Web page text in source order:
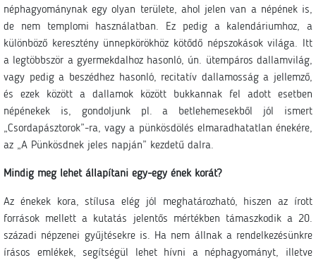
néphagyománynak egy olyan területe, ahol jelen van a népének is,
de nem templomi használatban. Ez pedig a kalendáriumhoz, a
különböző keresztény ünnepkörökhöz kötődő népszokások világa. Itt
a legtöbbször a gyermekdalhoz hasonló, ún. ütempáros dallamvilág,
vagy pedig a beszédhez hasonló, recitatív dallamosság a jellemző,
és ezek között a dallamok között bukkannak fel adott esetben
népénekek is, gondoljunk pl. a betlehemesekből jól ismert
„Csordapásztorok”-ra, vagy a pünkösdölés elmaradhatatlan énekére,
az „A Pünkösdnek jeles napján” kezdetű dalra.
Mindig meg lehet állapítani egy-egy ének korát?
Az énekek kora, stílusa elég jól meghatározható, hiszen az írott
források mellett a kutatás jelentős mértékben támaszkodik a 20.
századi népzenei gyűjtésekre is. Ha nem állnak a rendelkezésünkre
írásos emlékek, segítségül lehet hívni a néphagyományt, illetve